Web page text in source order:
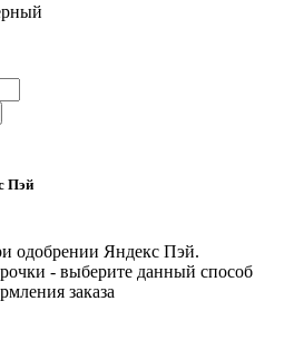
Пэй
одобрении Яндекс Пэй.
- выберите данный способ
заказа